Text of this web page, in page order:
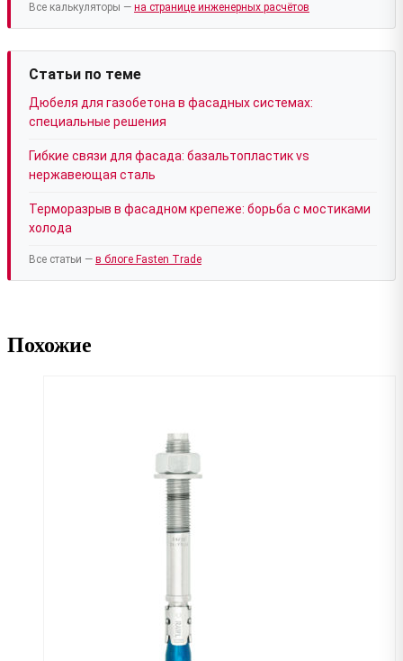
Все калькуляторы — на странице инженерных расчётов
Статьи по теме
Дюбеля для газобетона в фасадных системах:
специальные решения
Гибкие связи для фасада: базальтопластик vs
нержавеющая сталь
Терморазрыв в фасадном крепеже: борьба с мостиками
холода
Все статьи — в блоге Fasten Trade
Похожие